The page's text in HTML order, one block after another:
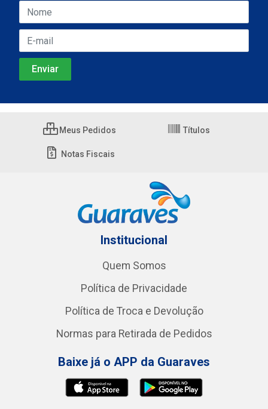
Meus Pedidos Títulos
Notas Fiscais
Institucional
Quem Somos
Política de Privacidade
Política de Troca e Devolução
Normas para Retirada de Pedidos
Baixe já o APP da Guaraves